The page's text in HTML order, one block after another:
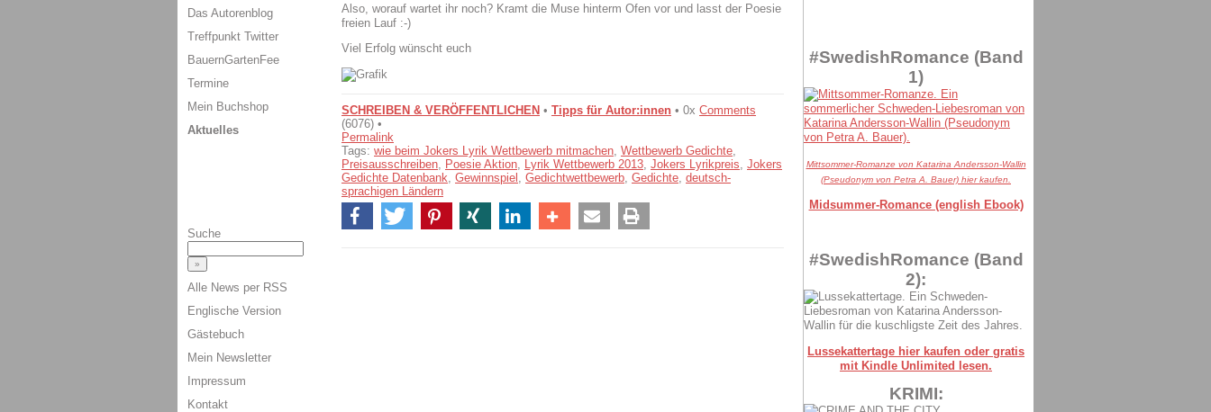
Also, worauf wartet ihr noch? Kramt die Muse hinterm Ofen vor und lasst der Poesie
freien Lauf :-)
Viel Erfolg wünscht euch
SCHREIBEN & VERÖFFENTLICHEN • Tipps für Autor:innen • 0x Comments
(6076) •
Permalink
Tags: wie beim Jokers Lyrik Wettbewerb mitmachen, Wettbewerb Gedichte,
Preisausschreiben, Poesie Aktion, Lyrik Wettbewerb 2013, Jokers Lyrikpreis, Jokers
Gedichte Datenbank, Gewinnspiel , Gedichtwettbewerb, Gedichte, deutsch-
sprachigen Ländern
#SwedishRomance (Band
1)
Mittsommer-Romanze von Katarina Andersson-Wallin
(Pseudonym von Petra A. Bauer) hier kaufen.
Midsummer-Romance (english Ebook)
#SwedishRomance (Band
2):
Lussekattertage hier kaufen oder gratis
mit Kindle Unlimited lesen.
KRIMI:
Das Autorenblog
Treffpunkt Twitter
BauernGartenFee
Termine
Mein Buchshop
Aktuelles
Suche
Alle News per RSS
Englische Version
Gästebuch
Mein Newsletter
Impressum
Kontakt